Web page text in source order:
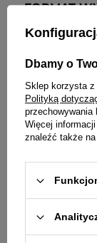
➡️FORMAT
12-
TARCZA
duża
godzin,
SZYBKA
Dbamy o
Sklep korzysta z
Polityką
przechowywania
Więcej
znaleźć także